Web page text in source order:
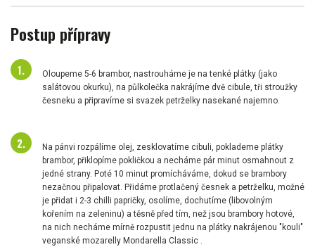
Postup přípravy
Oloupeme 5-6 brambor, nastrouháme je na tenké plátky (jako
salátovou okurku), na půlkolečka nakrájíme dvě cibule, tři stroužky
česneku a připravíme si svazek petrželky nasekané najemno.
Na pánvi rozpálíme olej, zesklovatíme cibuli, poklademe plátky
brambor, přiklopíme pokličkou a necháme pár minut osmahnout z
jedné strany. Poté 10 minut promícháváme, dokud se brambory
nezačnou připalovat. Přidáme protlačený česnek a petrželku, možné
je přidat i 2-3 chilli papričky, osolíme, dochutíme (libovolným
kořením na zeleninu) a těsně před tím, než jsou brambory hotové,
na nich necháme mírně rozpustit jednu na plátky nakrájenou "kouli"
veganské mozarelly Mondarella Classic .